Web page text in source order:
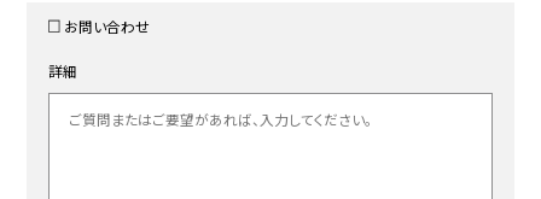
お問い合わせ
詳細